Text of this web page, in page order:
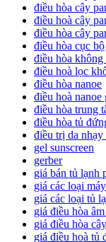
điều hòa cây
điều hoà cây
điều hòa cây
điều hòa cục bộ
điều hòa
điều hoà lọc
điều hòa nanoe
điều hoà nanoe
điều hòa trung
điều hòa tủ
điều trị da nhạy
gel sunscreen
gerber
giá bán tủ lạnh
giá các loại
giá các loại tủ
giá điều hòa
giá điều hòa
giá điều hoà tủ